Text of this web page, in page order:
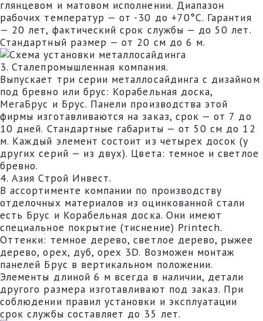
глянцевом и матовом исполнении. Диапазон
рабочих температур — от -30 до +70°C. Гарантия
— 20 лет, фактический срок службы — до 50 лет.
Стандартный размер — от 20 см до 6 м.
3. Сталепромышленная компания.
Выпускает три серии металлосайдинга с дизайном
под бревно или брус: Корабельная доска,
МегаБрус и Брус. Панели производства этой
фирмы изготавливаются на заказ, срок — от 7 до
10 дней. Стандартные габариты — от 50 см до 12
м. Каждый элемент состоит из четырех досок (у
других серий — из двух). Цвета: темное и светлое
бревно.
4. Азия Строй Инвест.
В ассортименте компании по производству
отделочных материалов из оцинкованной стали
есть Брус и Корабельная доска. Они имеют
специальное покрытие (тиснение) Printech.
Оттенки: темное дерево, светлое дерево, рыжее
дерево, орех, дуб, орех 3D. Возможен монтаж
панелей Брус в вертикальном положении.
Элементы длиной 6 м всегда в наличии, детали
другого размера изготавливают под заказ. При
соблюдении правил установки и эксплуатации
срок службы составляет до 35 лет.